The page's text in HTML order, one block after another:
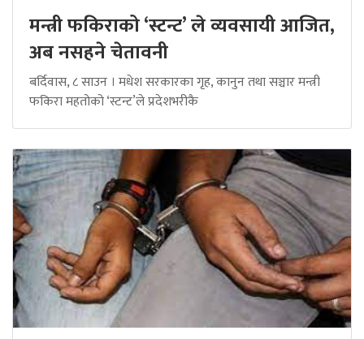
मन्त्री फकिराको ‘स्टन्ट’ ले व्यवसायी आजित,
अब नसहने चेतावनी
बर्दिवास, ८ साउन । मधेश सरकारका गृह, कानुन तथा सञ्चार मन्त्री
फकिरा महतोको ‘स्टन्ट’ले प्रदेशभरीकै